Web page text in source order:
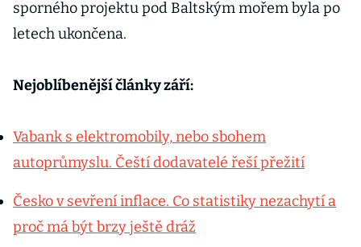
sporného projektu pod Baltským mořem byla po
letech ukončena.
Nejoblíbenější články září:
Vabank s elektromobily, nebo sbohem
autoprůmyslu. Čeští dodavatelé řeší přežití
Česko v sevření inflace. Co statistiky nezachytí a
proč má být brzy ještě dráž